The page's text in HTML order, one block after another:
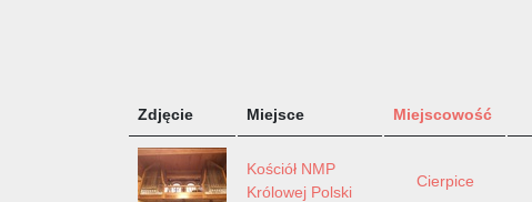
Zdjęcie Miejsce Miejscowość
Kościół NMP
Królowej Polski
Cierpice